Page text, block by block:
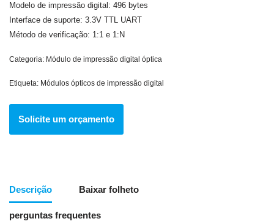
Modelo de impressão digital: 496 bytes
Interface de suporte: 3.3V TTL UART
Método de verificação: 1:1 e 1:N
Categoria: Módulo de impressão digital óptica
Etiqueta: Módulos ópticos de impressão digital
Solicite um orçamento
Descrição Baixar folheto
perguntas frequentes